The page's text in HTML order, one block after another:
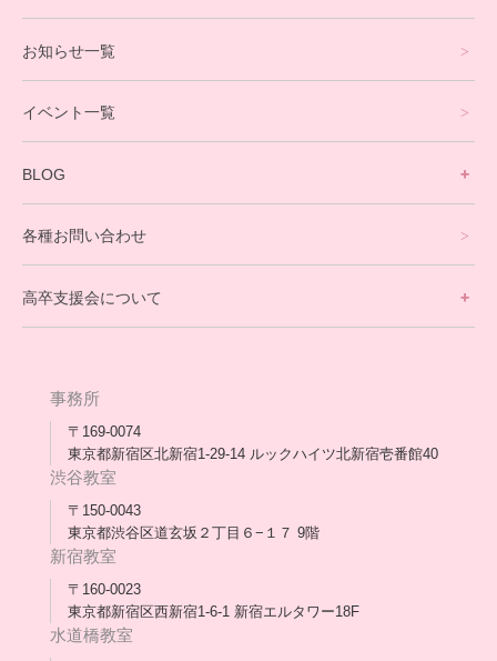
就労支援コース
英会話・海外留学コース
寮生活サポート
卒業生の今
アウトリーチ支援
[家庭訪問カウンセリング]
お知らせ一覧
イベント一覧
BLOG
保護者交流だより一覧
会長コラム一覧
各種お問い合わせ
高卒支援会について
メディア出演
スタッフ紹介
合格・進路実績
協力団体
事務所
〒169-0074
東京都新宿区北新宿1-29-14 ルックハイツ北新宿壱番館40
渋谷教室
〒150-0043
東京都渋谷区道玄坂２丁目６−１７ 9階
新宿教室
〒160-0023
東京都新宿区西新宿1-6-1 新宿エルタワー18F
水道橋教室